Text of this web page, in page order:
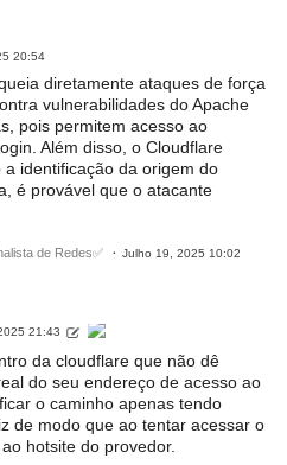
20:54
diretamente ataques de força
vulnerabilidades do Apache
pois permitem acesso ao
Além disso, o Cloudflare
identificação da origem do
é provável que o atacante
de Redes✅ Julho 19, 2025 10:02
21:43
da cloudflare que não dê
do seu endereço de acesso ao
o caminho apenas tendo
de modo que ao tentar acessar o
hotsite do provedor.